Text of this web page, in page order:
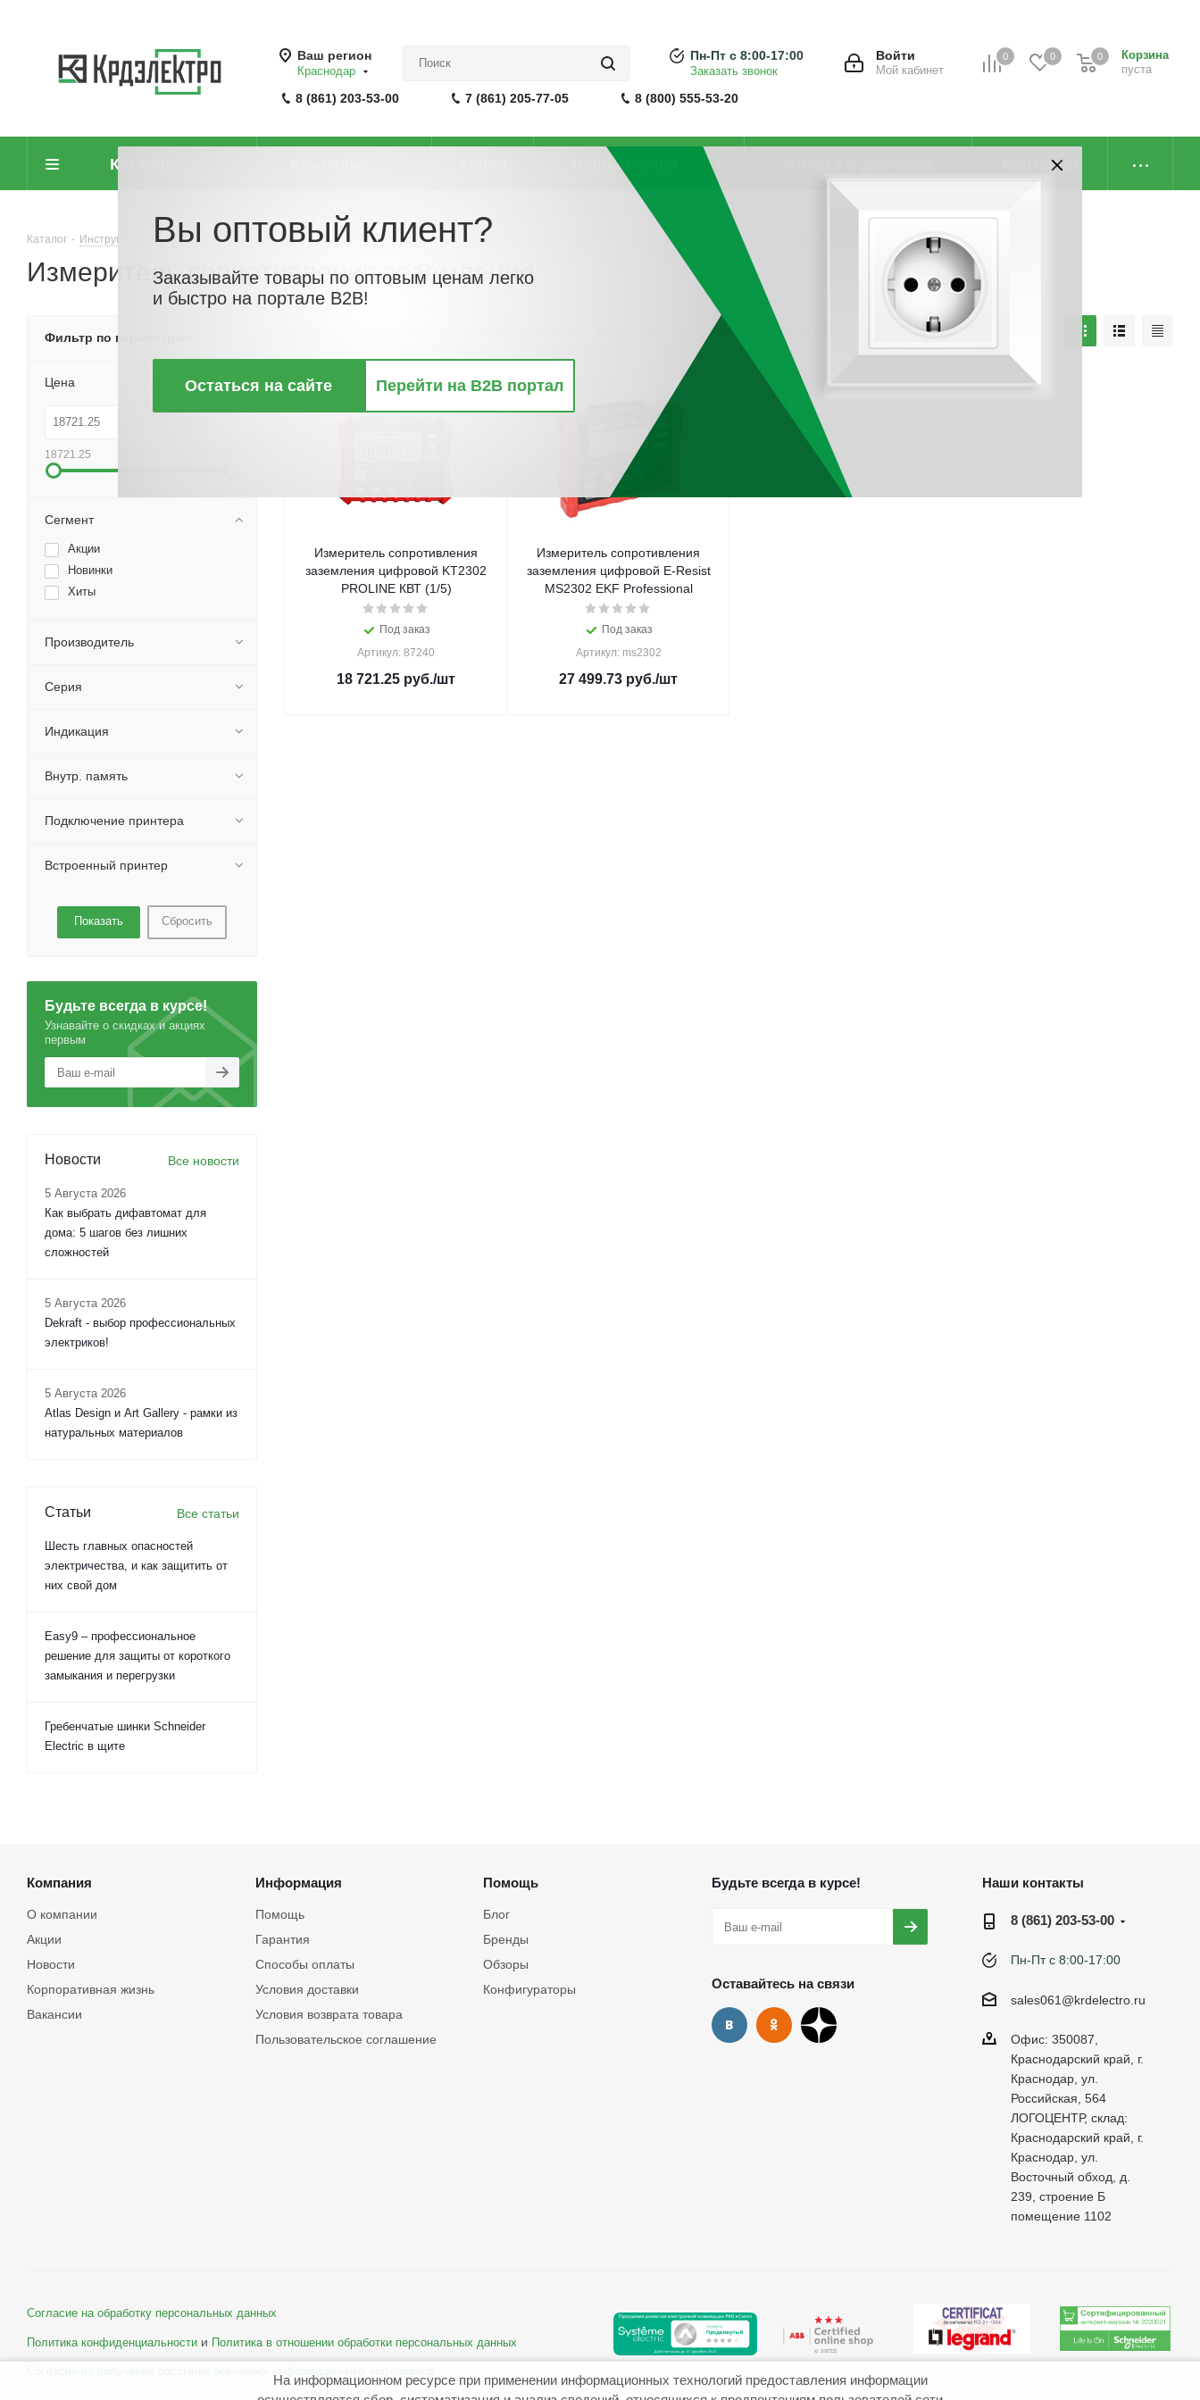
Ваш регион
Краснодар
8 (861) 203-53-00 7 (861) 205-77-05 8 (800) 555-53-20
0 0
Корзина
пуста
0
Войти
Мой кабинет
Пн-Пт с 8:00-17:00
Заказать звонок
Каталог Направления Контакты
Каталог - Инструмент, измерительные приборы и средства защиты - Измерительные приборы и тестеры Измеритель сопротивления заземления
Измеритель сопротивления заземления
По цене По наличию
Измеритель сопротивления
заземления цифровой KT2302
PROLINE КВТ (1/5)
Под заказ
Артикул: 87240
18 721.25 руб./шт
Измеритель сопротивления
заземления цифровой E-Resist
MS2302 EKF Professional
Под заказ
Артикул: ms2302
27 499.73 руб./шт
Фильтр по параметрам
Цена
18721.25
Сегмент
Акции
Новинки
Хиты
Производитель
Серия
Индикация
Внутр. память
Подключение принтера
Встроенный принтер
Сбросить
Будьте всегда в курсе!
Узнавайте о скидках и акциях
первым
Новости Все новости
5 Августа 2026
Как выбрать дифавтомат для
дома: 5 шагов без лишних
сложностей
5 Августа 2026
Dekraft - выбор профессиональных
электриков!
5 Августа 2026
Atlas Design и Art Gallery - рамки из
натуральных материалов
Статьи Все статьи
Шесть главных опасностей
электричества, и как защитить от
них свой дом
Easy9 – профессиональное
решение для защиты от короткого
замыкания и перегрузки
Гребенчатые шинки Schneider
Electric в щите
Компания
О компании
Акции
Новости
Корпоративная жизнь
Вакансии
Информация
Помощь
Гарантия
Способы оплаты
Условия доставки
Условия возврата товара
Пользовательское соглашение
Помощь
Блог
Бренды
Обзоры
Конфигураторы
Будьте всегда в курсе!
Оставайтесь на связи
Наши контакты
8 (861) 203-53-00
Пн-Пт с 8:00-17:00
sales061@krdelectro.ru
Офис: 350087,
Краснодарский край, г.
Краснодар, ул.
Российская, 564
ЛОГОЦЕНТР, склад:
Краснодарский край, г.
Краснодар, ул.
Восточный обход, д.
239, строение Б
помещение 1102
Согласие на обработку персональных данных
Политика конфиденциальности и Политика в отношении обработки персональных данных
На информационном ресурсе при применении информационных технологий предоставления информации
Вы оптовый клиент?
Заказывайте товары по оптовым ценам легко
и быстро на портале B2B!
Остаться на сайте Перейти на B2B портал